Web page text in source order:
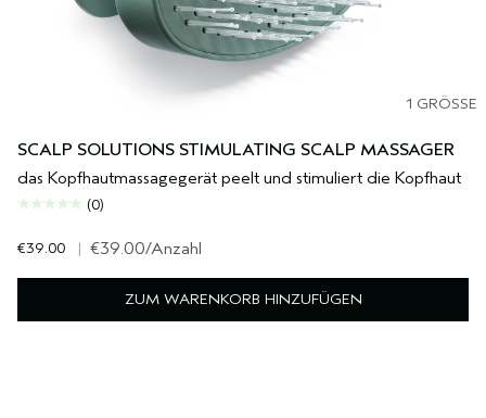
1 GRÖSSE
SCALP SOLUTIONS STIMULATING SCALP MASSAGER
das Kopfhautmassagegerät peelt und stimuliert die Kopfhaut
(0)
€39.00 | €39.00/Anzahl
ZUM WARENKORB HINZUFÜGEN